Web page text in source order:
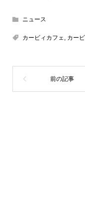
ニュース
カービィカフェ, カー